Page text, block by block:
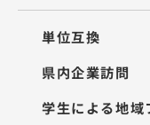
単位互換
県内企業訪問
学生による地域